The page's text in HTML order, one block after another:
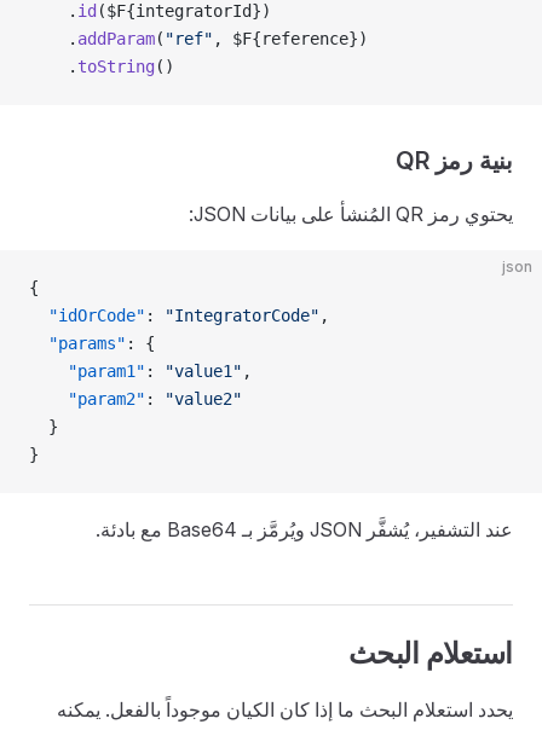
    .
id ($F{integratorId})
    .
addParam( "ref" , $F{reference})
    .
toString ()
بنية رمز QR
يحتوي رمز QR المُنشأ على بيانات JSON:
json
{
  "idOrCode"
: "IntegratorCode" ,
  "params"
: {
    "param1"
: "value1" ,
    "param2"
:
"value2"
  }
}
عند التشفير، يُشفَّر JSON ويُرمَّز بـ Base64 مع بادئة.
استعلام البحث
يحدد استعلام البحث ما إذا كان الكيان موجوداً بالفعل. يمكنه